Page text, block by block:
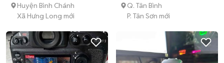
Huyện Bình Chánh
Xã Hưng Long mới
Q. Tân Bình
P. Tân Sơn mới